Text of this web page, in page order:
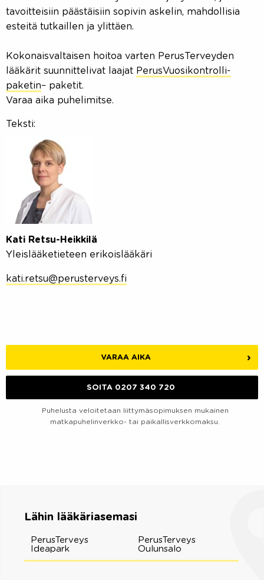
tavoitteisiin päästäisiin sopivin askelin, mahdollisia
esteitä tutkaillen ja ylittäen.
Kokonaisvaltaisen hoitoa varten PerusTerveyden
lääkärit suunnittelivat laajat PerusVuosikontrolli-
paketin– paketit.
Varaa aika puhelimitse.
Teksti:
Kati Retsu-Heikkilä
Yleislääketieteen erikoislääkäri
kati.retsu@perusterveys.fi
VARAA AIKA
SOITA 0207 340 720
Puhelusta veloitetaan liittymäsopimuksen mukainen
matkapuhelinverkko- tai paikallisverkkomaksu.
Lähin lääkäriasemasi
PerusTerveys
Ideapark
PerusTerveys
Oulunsalo